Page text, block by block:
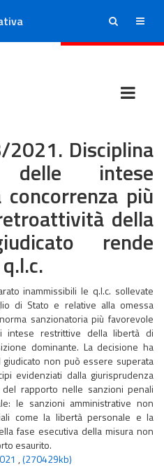
ricerca menu
Disciplina
delle intese
più
della
rende
inammissibili le q.l.c. sollevate
di Stato e relative alla omessa
sanzionatoria più favorevole
restrittive della libertà di
dominante. La decisione ha
non può essere superata
evidenziati dalla giurisprudenza
rapporto nelle sanzioni penali
le sanzioni amministrative non
come la libertà personale e la
fase esecutiva della misura non
esaurito.
,(270429kb)